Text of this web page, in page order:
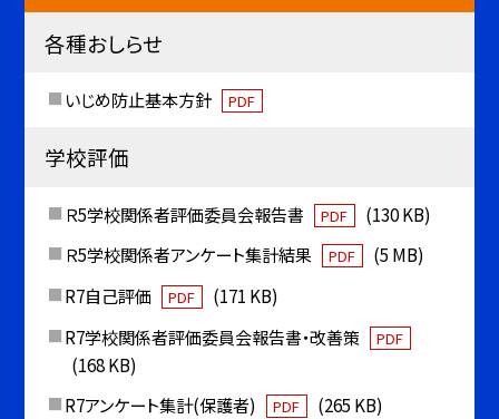
各種おしらせ
いじめ防止基本方針 PDF
学校評価
Ｒ5学校関係者評価委員会報告書 PDF
(130 KB)
Ｒ5学校関係者アンケート集計結果
PDF
(5 MB)
R7自己評価
PDF
(171 KB)
R7学校関係者評価委員会報告書・改善策
PDF
(168 KB)
R7アンケート集計(保護者)
PDF
(265 KB)